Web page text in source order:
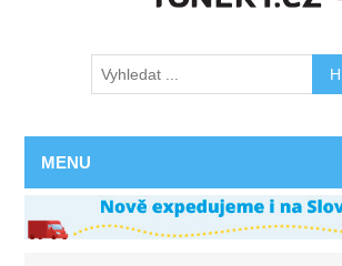
MENU